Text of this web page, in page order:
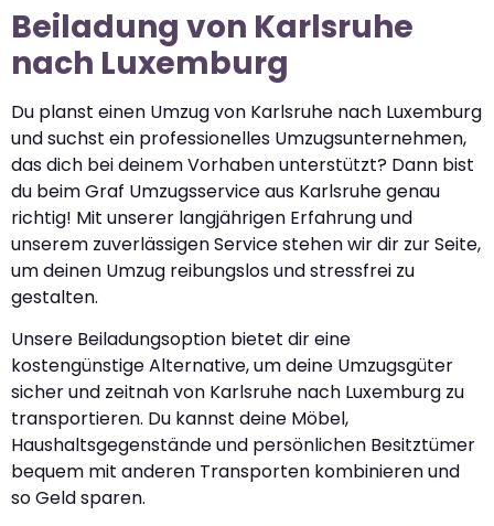
Beiladung von Karlsruhe
nach Luxemburg
Du planst einen Umzug von Karlsruhe nach Luxemburg
und suchst ein professionelles Umzugsunternehmen,
das dich bei deinem Vorhaben unterstützt? Dann bist
du beim Graf Umzugsservice aus Karlsruhe genau
richtig! Mit unserer langjährigen Erfahrung und
unserem zuverlässigen Service stehen wir dir zur Seite,
um deinen Umzug reibungslos und stressfrei zu
gestalten.
Unsere Beiladungsoption bietet dir eine
kostengünstige Alternative, um deine Umzugsgüter
sicher und zeitnah von Karlsruhe nach Luxemburg zu
transportieren. Du kannst deine Möbel,
Haushaltsgegenstände und persönlichen Besitztümer
bequem mit anderen Transporten kombinieren und
so Geld sparen.